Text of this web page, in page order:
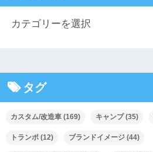
タグ
カスタム/改造車 (169) キャンプ(35)
トランポ (12) ブランドイメージ (44)